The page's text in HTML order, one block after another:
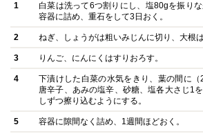
1
白菜は洗って6つ割りにし、塩80gを振り
容器に詰め、重石をして3日おく。
2 ねぎ、しょうがは粗いみじんに切り、大根
3 りんご、にんにくはすりおろす。
4
下漬けした白菜の水気をきり、葉の間に（
唐辛子、あみの塩辛、砂糖、塩各大さじ1
しずつ擦り込むようにする。
5 容器に隙間なく詰め、1週間ほどおく。